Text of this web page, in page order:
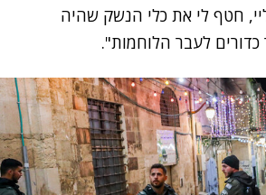
חטף לי את כלי הנשק שהיה
לעבר הלוחמות".